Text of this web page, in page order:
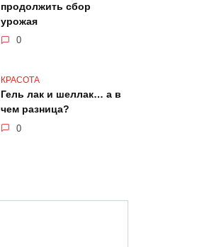
продолжить сбор
урожая
0
КРАСОТА
Гель лак и шеллак… а в
чем разница?
0